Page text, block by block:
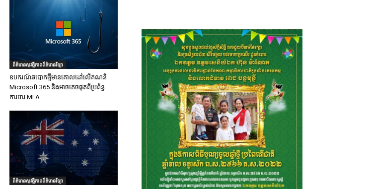
ព័ត៌មានសុវត្ថិភាពព័ត៌មានវិទ្យា
ឧបករណ៍ឆបោកថ្មីមានគោលដៅលើគណនី
Microsoft 365 និងអាចគេចផុតពីប្រព័ន្ធ
ការពារ MFA
ព័ត៌មានសុវត្ថិភាពព័ត៌មានវិទ្យា